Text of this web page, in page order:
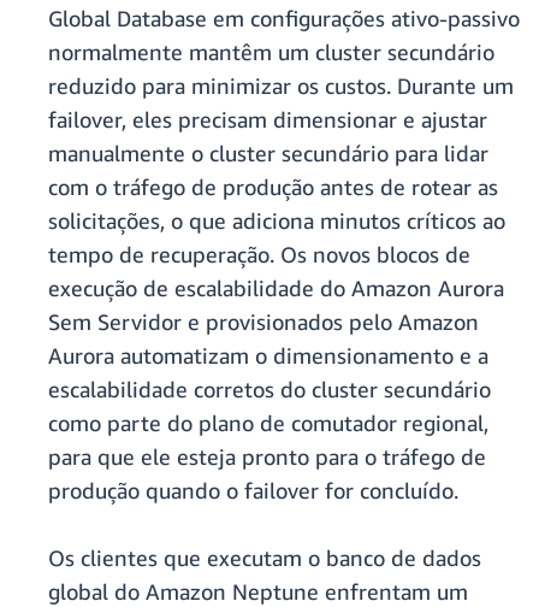
Global Database em configurações ativo-passivo
normalmente mantêm um cluster secundário
reduzido para minimizar os custos. Durante um
failover, eles precisam dimensionar e ajustar
manualmente o cluster secundário para lidar
com o tráfego de produção antes de rotear as
solicitações, o que adiciona minutos críticos ao
tempo de recuperação. Os novos blocos de
execução de escalabilidade do Amazon Aurora
Sem Servidor e provisionados pelo Amazon
Aurora automatizam o dimensionamento e a
escalabilidade corretos do cluster secundário
como parte do plano de comutador regional,
para que ele esteja pronto para o tráfego de
produção quando o failover for concluído.
Os clientes que executam o banco de dados
global do Amazon Neptune enfrentam um